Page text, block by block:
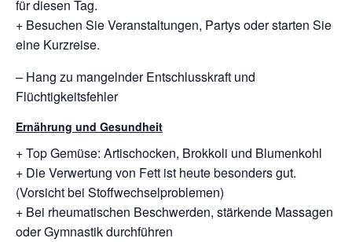
für diesen Tag.
+ Besuchen Sie Veranstaltungen, Partys oder starten Sie
eine Kurzreise.
– Hang zu mangelnder Entschlusskraft und
Flüchtigkeitsfehler
Ernährung und Gesundheit
+ Top Gemüse: Artischocken, Brokkoli und Blumenkohl
+ Die Verwertung von Fett ist heute besonders gut.
(Vorsicht bei Stoffwechselproblemen)
+ Bei rheumatischen Beschwerden, stärkende Massagen
oder Gymnastik durchführen